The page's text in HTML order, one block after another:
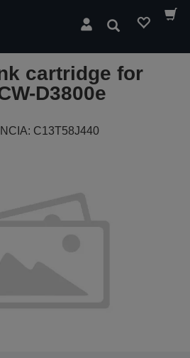
Buscar
cartridge for
D3800e
C13T58J440